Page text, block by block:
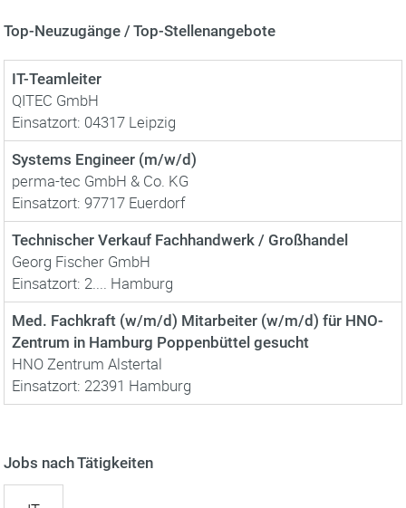
Top-Neuzugänge / Top-Stellenangebote
IT-Teamleiter
QITEC GmbH
Einsatzort: 04317 Leipzig
Systems Engineer (m/w/d)
perma-tec GmbH & Co. KG
Einsatzort: 97717 Euerdorf
Technischer Verkauf Fachhandwerk / Großhandel
Georg Fischer GmbH
Einsatzort: 2.... Hamburg
Med. Fachkraft (w/m/d) Mitarbeiter (w/m/d) für HNO-
Zentrum in Hamburg Poppenbüttel gesucht
HNO Zentrum Alstertal
Einsatzort: 22391 Hamburg
Jobs nach Tätigkeiten